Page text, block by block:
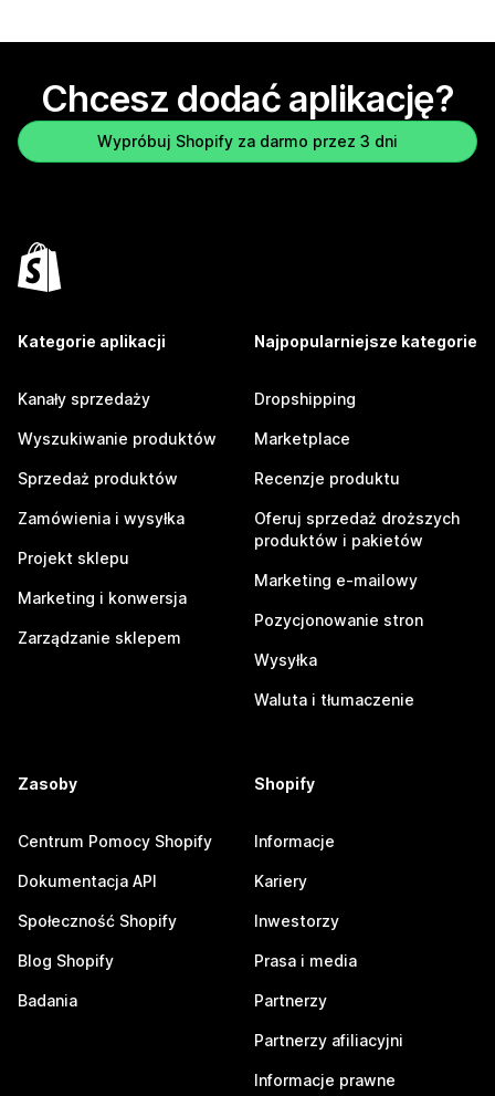
Chcesz dodać aplikację?
Wypróbuj Shopify za darmo przez 3 dni
Kategorie aplikacji
Kanały sprzedaży
Wyszukiwanie produktów
Sprzedaż produktów
Zamówienia i wysyłka
Projekt sklepu
Marketing i konwersja
Zarządzanie sklepem
Najpopularniejsze kategorie
Dropshipping
Marketplace
Recenzje produktu
Oferuj sprzedaż droższych
produktów i pakietów
Marketing e-mailowy
Pozycjonowanie stron
Wysyłka
Waluta i tłumaczenie
Zasoby
Centrum Pomocy Shopify
Dokumentacja API
Społeczność Shopify
Blog Shopify
Badania
Shopify
Informacje
Kariery
Inwestorzy
Prasa i media
Partnerzy
Partnerzy afiliacyjni
Informacje prawne